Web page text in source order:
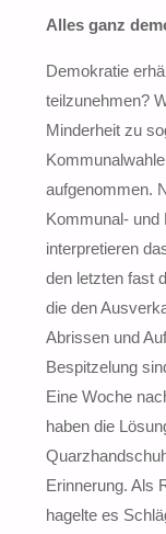
Alles ganz
Demokratie
teilzunehmen?
Minderheit zu
aufgenommen.
Kommunal- und
interpretieren
den letzten fast
die den
Abrissen und
Bespitzelung
Eine Woche
haben die
Erinnerung. Als
hagelte es